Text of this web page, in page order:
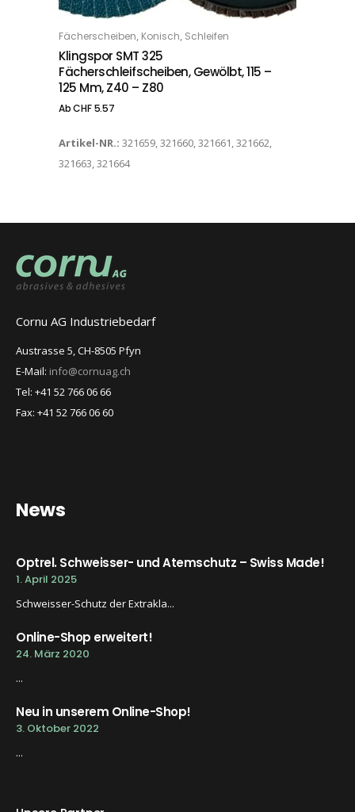
OPTIONS
Dieses Produkt weist mehrere Varianten auf. Die Optionen können auf der Produktseite gewählt werden
Fächerscheiben, Konisch, Schleifen
Klingspor SMT 325
Fächerschleifscheiben, Gewölbt, 115 –
125 Mm, Z40 – Z80
AbCHF5.57
Artikel-NR.: 321659, 321660, 321661, 321662,
321663, 321664
Cornu AG Industriebedarf
Austrasse 5, CH-8505 Pfyn
E-Mail: info@cornuag.ch
Tel: +41 52 766 06 66
Fax: +41 52 766 06 60
News
Optrel. Schweisser- und Atemschutz – Swiss Made!
1. April 2025
Schweisser-Schutz der Extrakla...
Online-Shop erweitert!
24. März 2020
...
Neu in unserem Online-Shop!
3. Oktober 2022
...